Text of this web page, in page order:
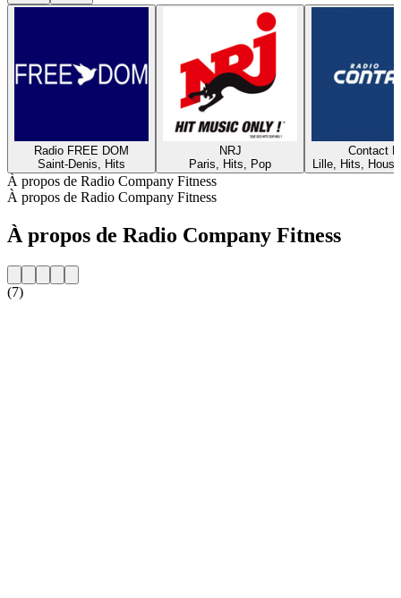
Radio FREE DOM
Saint-Denis, Hits
NRJ
Paris, Hits, Pop
Contact
Lille, Hits,
À propos de Radio Company Fitness
À propos de Radio Company Fitness
À propos de Radio Company Fitness
(7)